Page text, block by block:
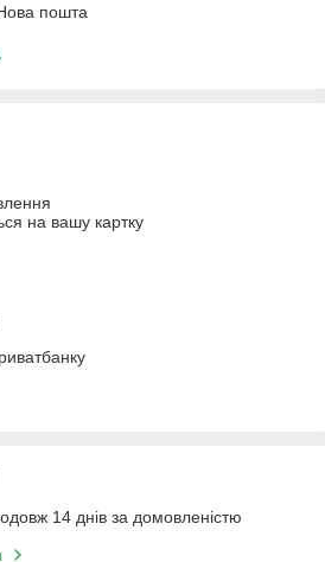
пошта
на вашу картку
14 днів за домовленістю